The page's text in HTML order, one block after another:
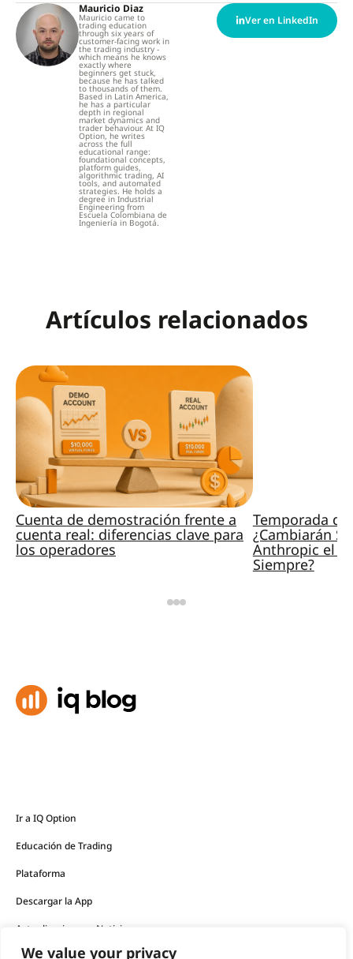
We value your privacy
Mauricio Diaz
Mauricio came to
trading education
through six years of
customer-facing work in
the trading industry -
which means he knows
exactly where
beginners get stuck,
because he has talked
to thousands of them.
Based in Latin America,
he has a particular
depth in regional
market dynamics and
trader behaviour. At IQ
Option, he writes
across the full
educational range:
foundational concepts,
platform guides,
algorithmic trading, AI
tools, and automated
strategies. He holds a
degree in Industrial
Engineering from
Escuela Colombiana de
Ingeniería in Bogotá.
Ver en LinkedIn
Artículos relacionados
Cuenta de demostración frente a
cuenta real: diferencias clave para
los operadores
Temporada de
¿Cambiarán
Anthropic el
Siempre?
Ir a IQ Option
Educación de Trading
Plataforma
Descargar la App
Actualizaciones y Noticias